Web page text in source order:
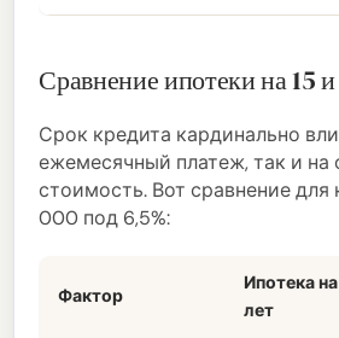
Сравнение ипотеки на 15
Срок кредита кардинально
ежемесячный платеж, так и
стоимость. Вот сравнение для
000 под 6,5%:
Фактор
Ипотека на
лет